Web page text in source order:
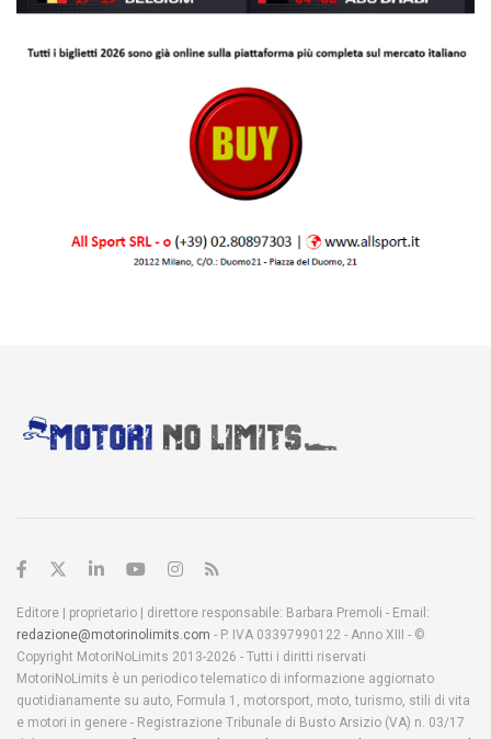
Editore | proprietario | direttore responsabile: Barbara Premoli - Email:
redazione@motorinolimits.com - P. IVA 03397990122 - Anno XIII - ©
Copyright MotoriNoLimits 2013-2026 - Tutti i diritti riservati
MotoriNoLimits è un periodico telematico di informazione aggiornato
quotidianamente su auto, Formula 1, motorsport, moto, turismo, stili di vita
e motori in genere - Registrazione Tribunale di Busto Arsizio (VA) n. 03/17